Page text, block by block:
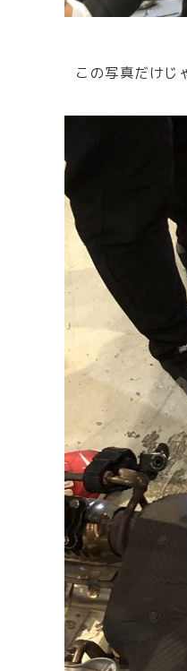
この写真だけじ